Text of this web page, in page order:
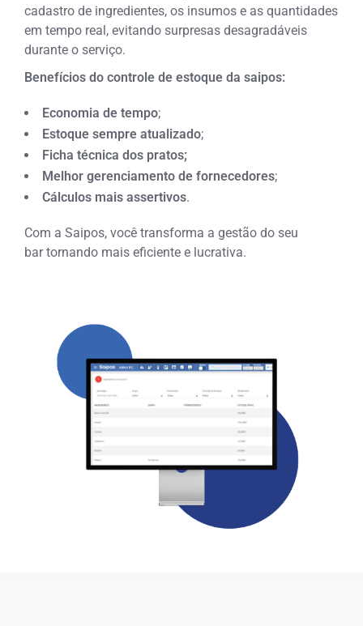
cadastro de ingredientes, os insumos e as quantidades
em tempo real, evitando surpresas desagradáveis
durante o serviço.
Benefícios do controle de estoque da saipos:
Economia de tempo;
Estoque sempre atualizado;
Ficha técnica dos pratos;
Melhor gerenciamento de fornecedores;
Cálculos mais assertivos.
Com a Saipos, você transforma a gestão do seu
bartornando mais eficiente e lucrativa.